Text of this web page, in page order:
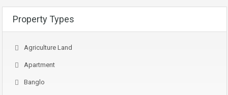
Property Types
Agriculture Land
Apartment
Banglo